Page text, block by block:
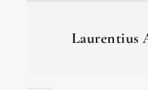
Laurentius